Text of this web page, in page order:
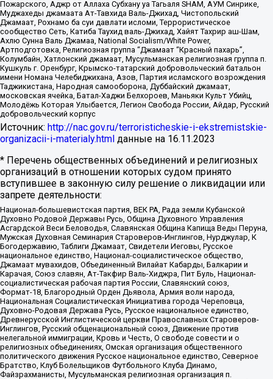
Пожарского, Аджр от Аллаха Субхану уа Тагьаля SHAM, АУМ Синрике,
Муджахеды джамаата Ат-Тавхида Валь-Джихад, Чистопольский
Джамаат, Рохнамо ба суи давлати исломи, Террористическое
сообщество Сеть, Катиба Таухид валь-Джихад, Хайят Тахрир аш-Шам,
Ахлю Сунна Валь Джамаа, National Socialism/White Power,
Артподготовка, Религиозная группа “Джамаат “Красный пахарь”,
Колумбайн, Хатлонский джамаат, Мусульманская религиозная группа п.
Кушкуль г. Оренбург, Крымско-татарский добровольческий батальон
имени Номана Челебиджихана, Азов, Партия исламского возрождения
Таджикистана, Народная самооборона, Дуббайский джамаат,
московская ячейка, Батал-Хаджи Белхороев, Маньяки Культ Убийц,
Молодёжь Которая Улыбается, Легион Свобода России, Айдар, Русский
добровольческий корпус
Источник: http://nac.gov.ru/terroristicheskie-i-ekstremistskie-
organizacii-i-materialy.html данные на 16.11.2023
* Перечень общественных объединений и религиозных
организаций в отношении которых судом принято
вступившее в законную силу решение о ликвидации или
запрете деятельности:
Национал-большевистская партия, ВЕК РА, Рада земли Кубанской
Духовно Родовой Державы Русь, Община Духовного Управления
Асгардской Веси Беловодья, Славянская Община Капища Веды Перуна,
Мужская Духовная Семинария Староверов-Инглингов, Нурджулар, К
Богодержавию, Таблиги Джамаат, Свидетели Иеговы, Русское
национальное единство, Национал-социалистическое общество,
Джамаат мувахидов, Объединенный Вилайат Кабарды, Балкарии и
Карачая, Союз славян, Ат-Такфир Валь-Хиджра, Пит Буль, Национал-
социалистическая рабочая партия России, Славянский союз,
Формат-18, Благородный Орден Дьявола, Армия воли народа,
Национальная Социалистическая Инициатива города Череповца,
Духовно-Родовая Держава Русь, Русское национальное единство,
Древнерусской Инглистической церкви Православных Староверов-
Инглингов, Русский общенациональный союз, Движение против
нелегальной иммиграции, Кровь и Честь, О свободе совести и о
религиозных объединениях, Омская организация общественного
политического движения Русское национальное единство, Северное
Братство, Клуб Болельщиков Футбольного Клуба Динамо,
Файзрахманисты, Мусульманская религиозная организация п.